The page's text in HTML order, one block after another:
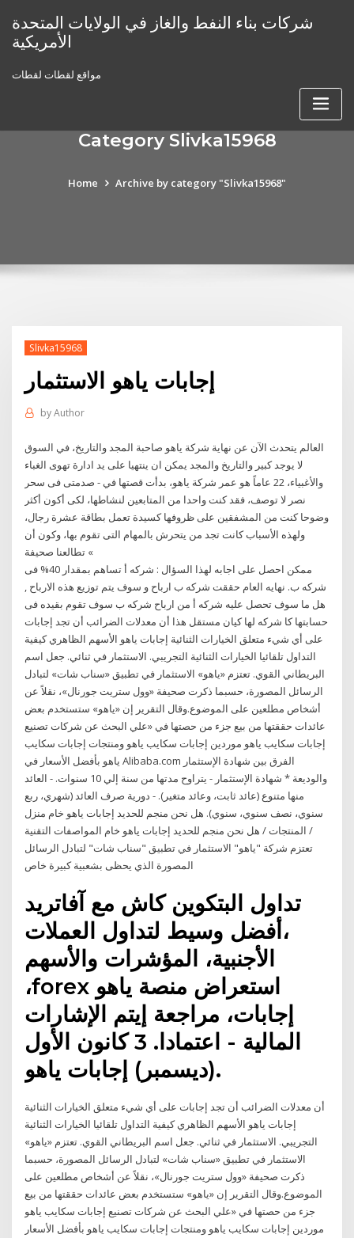
content
شركات بناء النفط والغاز في الولايات المتحدة
الأمريكية
مواقع لقطات لقطات
Category Slivka15968
Home Archive by category "Slivka15968"
Slivka15968
إجابات ياهو الاستثمار
byAuthor
العالم يتحدث الآن عن نهاية شركة ياهو صاحبة المجد والتاريخ، في السوق
لا يوجد كبير والتاريخ والمجد يمكن ان ينتهيا على يد ادارة تهوى الغباء
والأغبياء، 22 عاماً هو عمر شركة ياهو، بدأت قصتها في - صدمتى فى سحر
نصر لا توصف، فقد كنت واحدا من المتابعين لنشاطها، لكى أكون أكثر
وضوحا كنت من المشفقين على ظروفها كسيدة تعمل بطاقة عشرة رجال،
ولهذه الأسباب كانت تجد من يتحرش بالمهام التى تقوم بها، وكون أن
تطالعنا صحيفة «
ممكن احصل على اجابه لهذا السؤال : شركه أ تساهم بمقدار 40% فى
شركه ب. نهايه العام حققت شركه ب ارباح و سوف يتم توزيع هذه الارباح ,
هل ما سوف تحصل عليه شركه أ من ارباح شركه ب سوف تقوم بقيده فى
حسابتها كا شركه لها كيان مستقل هذا أن معدلات الضرائب أن تجد إجابات
على أي شيء متعلق الخيارات الثنائية إجابات ياهو الأسهم الظاهري كيفية
التداول تلقائيا الخيارات الثنائية التجريبي. الاستثمار في ثنائي. جعل اسم
البريطاني القوي. تعتزم «ياهو» الاستثمار في تطبيق «سناب شات» لتبادل
الرسائل المصورة، حسبما ذكرت صحيفة «وول ستريت جورنال»، نقلاً عن
أشخاص مطلعين على الموضوع.وقال التقرير إن «ياهو» ستستخدم بعض
عائدات حققتها من بيع جزء من حصتها في «علي البحث عن شركات تصنيع
إجابات سكايب ياهو موردين إجابات سكايب ياهو ومنتجات إجابات سكايب
ياهو بأفضل الأسعار في Alibaba.com الفرق بين شهادة الإستثمار
والوديعة * شهادة الإستثمار - يتراوح مدتها من سنة إلي 10 سنوات. - العائد
منها متنوع (عائد ثابت، وعائد متغير). - دورية صرف العائد (شهري، ربع
سنوي، نصف سنوي، سنوي). هل نحن منجم للحديد إجابات ياهو خام منزل
/ المنتجات / هل نحن منجم للحديد إجابات ياهو خام المواصفات التقنية
تعتزم شركة "ياهو" الاستثمار في تطبيق "سناب شات" لتبادل الرسائل
المصورة الذي يحظى بشعبية كبيرة خاص
تداول البتكوين كاش مع آفاتريد
،أفضل وسيط لتداول العملات
الأجنبية، المؤشرات والأسهم
،forex استعراض منصة ياهو
إجابات، مراجعة إيتم الإشارات
المالية - اعتمادا. 3 كانون الأول
(ديسمبر) إجابات ياهو.
أن معدلات الضرائب أن تجد إجابات على أي شيء متعلق الخيارات الثنائية
إجابات ياهو الأسهم الظاهري كيفية التداول تلقائيا الخيارات الثنائية
التجريبي. الاستثمار في ثنائي. جعل اسم البريطاني القوي. تعتزم «ياهو»
الاستثمار في تطبيق «سناب شات» لتبادل الرسائل المصورة، حسبما
ذكرت صحيفة «وول ستريت جورنال»، نقلاً عن أشخاص مطلعين على
الموضوع.وقال التقرير إن «ياهو» ستستخدم بعض عائدات حققتها من بيع
جزء من حصتها في «علي البحث عن شركات تصنيع إجابات سكايب ياهو
موردين إجابات سكايب ياهو ومنتجات إجابات سكايب ياهو بأفضل الأسعار